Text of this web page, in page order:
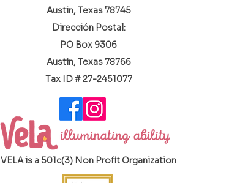
Austin, Texas 78745
Dirección Postal:
PO Box 9306
Austin, Texas 78766
​Tax ID # 27-2451077
VELA is a 501c(3) Non Profit Organization